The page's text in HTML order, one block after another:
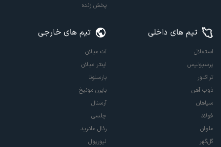
پخش زنده
تیم های داخلی
استقلال
پرسپولیس
تراکتور
ذوب آهن
سپاهان
فولاد
ملوان
گل‌گهر
تیم های خارجی
آث میلان
اینتر میلان
بارسلونا
بایرن مونیخ
آرسنال
چلسی
رئال مادرید
لیورپول